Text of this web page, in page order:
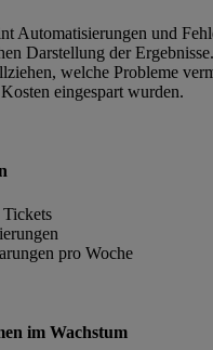
Automatisierungen und
Darstellung der
welche Probleme
eingespart wurden.
pro Woche
im Wachstum